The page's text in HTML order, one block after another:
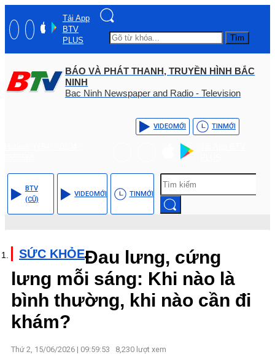
Tải App
BTV
PLUS
Tìm
BÁO VÀ PHÁT THANH, TRUYỀN HÌNH BẮC
NINH
Bac Ninh Newspaper and Radio - Television
VIDEOMỚI TINMỚI
BTV
(CŨ)
VIDEOMỚI TINMỚI
SỨC KHỎEĐau lưng, cứng
lưng mỗi sáng: Khi nào là
bình thường, khi nào cần đi
khám?
Thứ 2, 15/06/2026 | 09:59:53 8,230 lượt xem